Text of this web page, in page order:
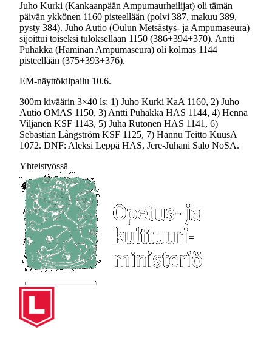
Juho Kurki (Kankaanpään Ampumaurheilijat) oli tämän
päivän ykkönen 1160 pisteellään (polvi 387, makuu 389,
pysty 384). Juho Autio (Oulun Metsästys- ja Ampumaseura)
sijoittui toiseksi tuloksellaan 1150 (386+394+370). Antti
Puhakka (Haminan Ampumaseura) oli kolmas 1144
pisteellään (375+393+376).
EM-näyttökilpailu 10.6.
300m kiväärin 3×40 ls: 1) Juho Kurki KaA 1160, 2) Juho
Autio OMAS 1150, 3) Antti Puhakka HAS 1144, 4) Henna
Viljanen KSF 1143, 5) Juha Rutonen HAS 1141, 6)
Sebastian Långström KSF 1125, 7) Hannu Teitto KuusA
1072. DNF: Aleksi Leppä HAS, Jere-Juhani Salo NoSA.
Yhteistyössä